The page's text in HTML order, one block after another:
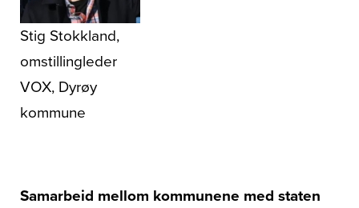
Stig Stokkland,
omstillingleder
VOX, Dyrøy
kommune
Samarbeid mellom kommunene med staten